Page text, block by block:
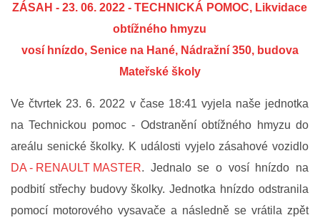
PREVENCE
E-KRONIKA
PARTNEŘI
KONTAKTY
ZÁSAH - 23. 06. 2022 - TECHNICKÁ POMOC, Likvidace
obtížného hmyzu
vosí hnízdo, Senice na Hané, Nádražní 350, budova
Mateřské školy
Ve čtvrtek 23. 6. 2022 v čase 18:41 vyjela naše jednotka
na Technickou pomoc - Odstranění obtížného hmyzu do
areálu senické školky. K události vyjelo zásahové vozidlo
DA - RENAULT MASTER. Jednalo se o vosí hnízdo na
podbití střechy budovy školky. Jednotka hnízdo odstranila
pomocí motorového vysavače a následně se vrátila zpět